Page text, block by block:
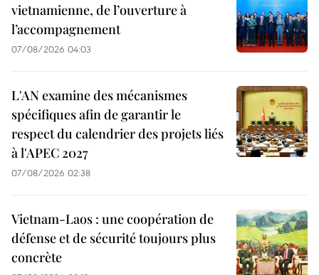
vietnamienne, de l’ouverture à
l’accompagnement
07/08/2026 04:03
L'AN examine des mécanismes
spécifiques afin de garantir le
respect du calendrier des projets liés
à l'APEC 2027
07/08/2026 02:38
Vietnam-Laos : une coopération de
défense et de sécurité toujours plus
concrète